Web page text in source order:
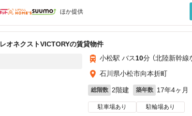
ほか提供
レオネクストVICTORYの賃貸物件
小松駅 バス10分 （北陸新幹線
石川県小松市向本折町
総階数 2階建 築年数 17年4ヶ月
駐車場あり 駐輪場あり